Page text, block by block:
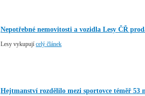
Nepotřebné nemovitosti a vozidla Lesy ČŘ
Lesy vykupují celý článek
Hejtmanství rozdělilo mezi sportovce téměř 53